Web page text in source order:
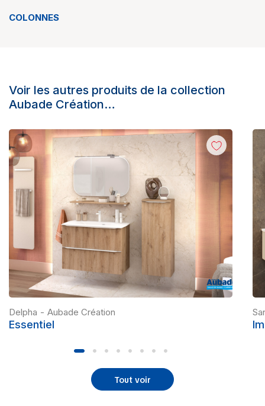
COLONNES
Voir les autres produits de la collection
Aubade Création…
Delpha - Aubade Création
Essentiel
Tout voir